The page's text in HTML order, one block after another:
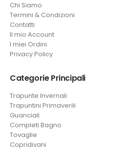
Chi Siamo
Termini & Condizioni
Contatti
Il mio Account
I miei Ordini
Privacy Policy
Categorie Principali
Trapunte Invernali
Trapuntini Primaverili
Guanciali
Completi Bagno
Tovaglie
Copridivani